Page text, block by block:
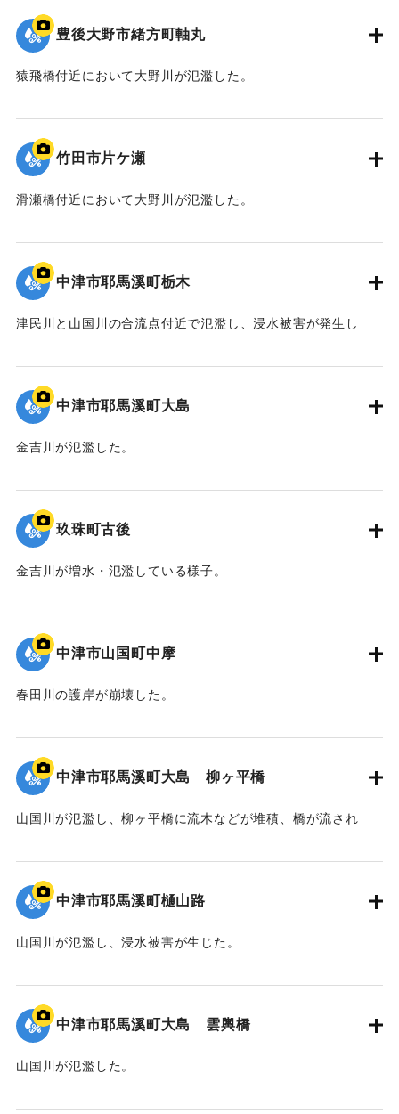
豊後大野市緒方町軸丸
猿飛橋付近において大野川が氾濫した。
｜固有コード:09922047
竹田市片ケ瀬
滑瀬橋付近において大野川が氾濫した。
｜固有コード:09922046
中津市耶馬溪町栃木
津民川と山国川の合流点付近で氾濫し、浸水被害が発生し
｜固有コード:
中津市耶馬溪町大島
金吉川が氾濫した。
｜固有コード:09922044
玖珠町古後
金吉川が増水・氾濫している様子。
｜固有コード:09922043
中津市山国町中摩
春田川の護岸が崩壊した。
｜固有コード:09922042
中津市耶馬溪町大島 柳ヶ平橋
山国川が氾濫し、柳ヶ平橋に流木などが堆積、橋が流され
｜固有コード:
中津市耶馬溪町樋山路
山国川が氾濫し、浸水被害が生じた。
｜固有コード:09922040
中津市耶馬溪町大島 雲輿橋
山国川が氾濫した。
｜固有コード:09922039